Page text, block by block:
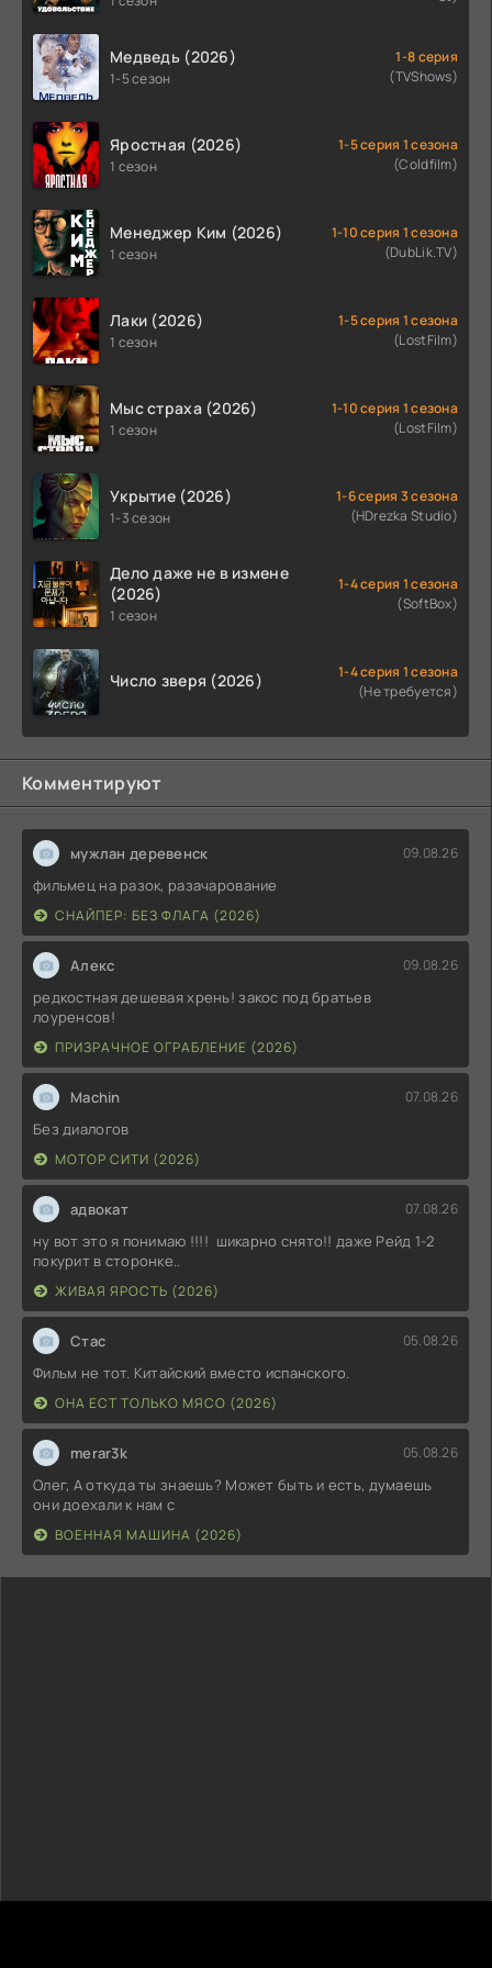
Медведь (2026)
1-5 сезон
1-8 серия
(TVShows)
Яростная (2026)
1 сезон
1-5 серия 1 сезона
(Coldfilm)
Менеджер Ким (2026)
1 сезон
1-10 серия 1 сезона
(DubLik.TV)
Лаки (2026)
1 сезон
1-5 серия 1 сезона
(LostFilm)
Мыс страха (2026)
1 сезон
1-10 серия 1 сезона
(LostFilm)
Укрытие (2026)
1-3 сезон
1-6 серия 3 сезона
(HDrezka Studio)
Дело даже не в измене
(2026)
1 сезон
1-4 серия 1 сезона
(SoftBox)
Число зверя (2026)
1-4 серия 1 сезона
(Не требуется)
Комментируют
мужлан деревенск 09.08.26
фильмец на разок, разачарование
СНАЙПЕР: БЕЗ ФЛАГА (2026)
Алекс 09.08.26
редкостная дешевая хрень! закос под братьев
лоуренсов!
ПРИЗРАЧНОЕ ОГРАБЛЕНИЕ (2026)
Machin 07.08.26
Без диалогов
МОТОР СИТИ (2026)
адвокат 07.08.26
ну вот это я понимаю !!!! шикарно снято!! даже Рейд 1-2
покурит в сторонке..
ЖИВАЯ ЯРОСТЬ (2026)
Стас 05.08.26
Фильм не тот. Китайский вместо испанского.
ОНА ЕСТ ТОЛЬКО МЯСО (2026)
merar3k 05.08.26
Олег, А откуда ты знаешь? Может быть и есть, думаешь
они доехали к нам с
ВОЕННАЯ МАШИНА (2026)